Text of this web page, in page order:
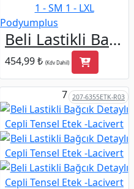
1 - SM 1 - LXL
Podyumplus
Beli Lastikli Bağcık Detaylı Cepli Tensel Etek -Kahverengi
454,99 ₺ (Kdv Dahil)
7 207-6355ETK-R03